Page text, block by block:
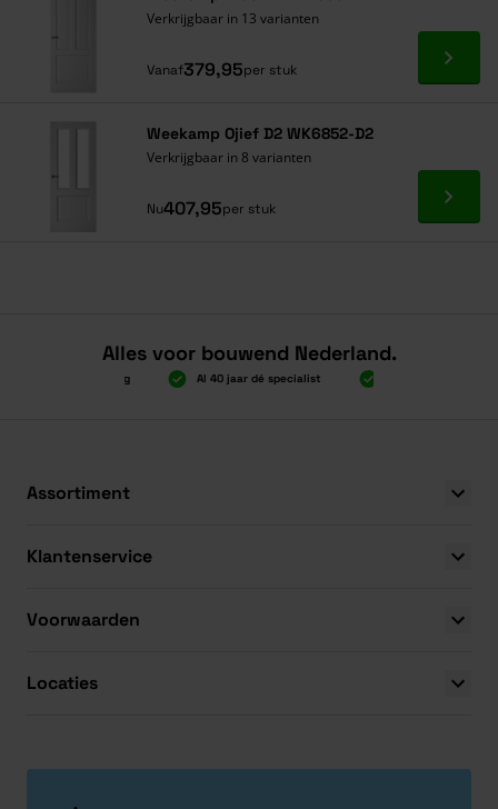
Verkrijgbaar in 13 varianten
Vanaf379,95per stuk Ga
Weekamp Ojief D2 WK6852-D2
Verkrijgbaar in 8 varianten
Nu407,95per stuk Ga
Alles voor bouwend Nederland.
Al 40 jaar dé specialist
Assortiment
Klantenservice
Voorwaarden
Locaties